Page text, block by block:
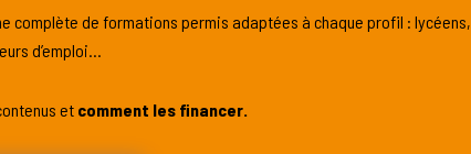
complète de formations permis adaptées à chaque profil : lycéens,
d’emploi…
et comment les financer.